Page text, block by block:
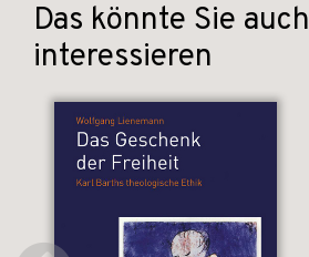
Das könnte Sie auch
interessieren